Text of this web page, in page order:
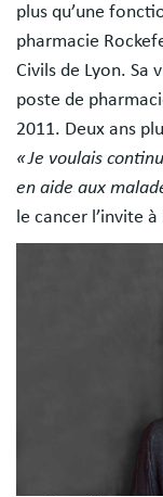
plus qu’une
pharmacie
Civils de Lyon. Sa
poste de
2011. Deux ans
« Je voulais
en aide aux
le cancer l’invite